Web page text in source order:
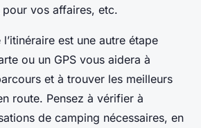
vos affaires, etc.
est une autre étape
ou un GPS vous aidera à
et à trouver les meilleurs
route. Pensez à vérifier à
de camping nécessaires, en